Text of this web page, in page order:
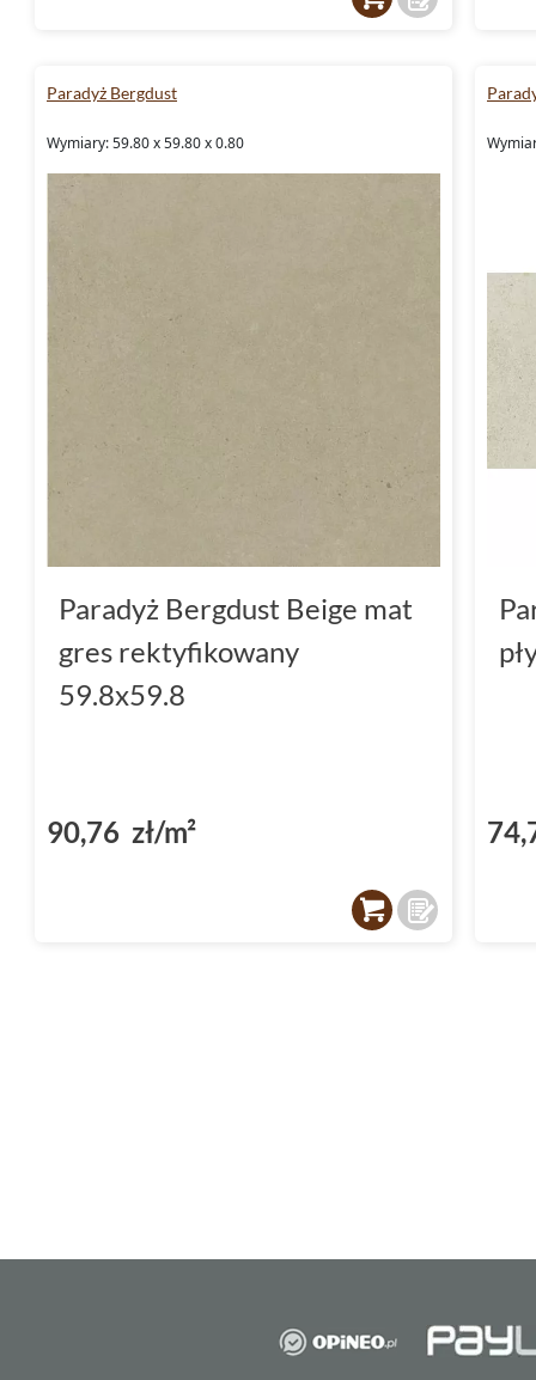
Paradyż Bergdust
Wymiary: 59.80 x 59.80 x 0.80
Paradyż Bergdust Beige mat
gres rektyfikowany
59.8x59.8
90,76 zł/m²